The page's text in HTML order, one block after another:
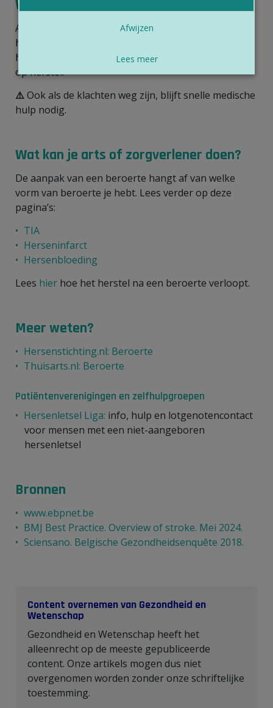
Wat kan je zelf doen?
Als je denkt dat jij of iemand anders een beroerte
heeft,
hoe sneller de behandeling start, hoe beter de kans
op herstel.
⚠️Ook als de klachten weg zijn, blijft snelle medische
hulp nodig.
Wat kan je arts of zorgverlener doen?
De aanpak van een beroerte hangt af van welke
vorm van beroerte je hebt. Lees verder op deze
pagina’s:
TIA
Herseninfarct
Hersenbloeding
Lees hier hoe het herstel na een beroerte verloopt.
Meer weten?
Hersenstichting.nl: Beroerte
Thuisarts.nl: Beroerte
Patiëntenverenigingen en zelfhulpgroepen
Hersenletsel Liga: info, hulp en lotgenotencontact
voor mensen met een niet-aangeboren
hersenletsel
Bronnen
www.ebpnet.be
BMJ Best Practice. Overview of stroke. Mei 2024.
Sciensano. Belgische Gezondheidsenquête 2018.
Content overnemen van Gezondheid en
Wetenschap
Gezondheid en Wetenschap heeft het
alleenrecht op de meeste gepubliceerde
content. Onze artikels mogen dus niet
overgenomen worden zonder onze schriftelijke
toestemming.
Afwijzen
Lees meer